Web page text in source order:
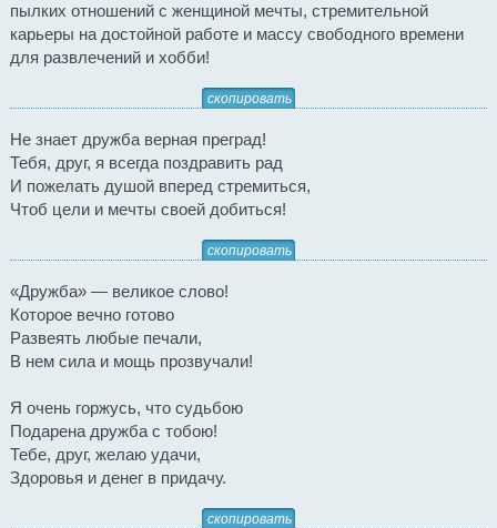
пылких отношений с женщиной мечты, стремительной
карьеры на достойной работе и массу свободного времени
для развлечений и хобби!
скопировать
Не знает дружба верная преград!
Тебя, друг, я всегда поздравить рад
И пожелать душой вперед стремиться,
Чтоб цели и мечты своей добиться!
скопировать
«Дружба» — великое слово!
Которое вечно готово
Развеять любые печали,
В нем сила и мощь прозвучали!
Я очень горжусь, что судьбою
Подарена дружба с тобою!
Тебе, друг, желаю удачи,
Здоровья и денег в придачу.
скопировать